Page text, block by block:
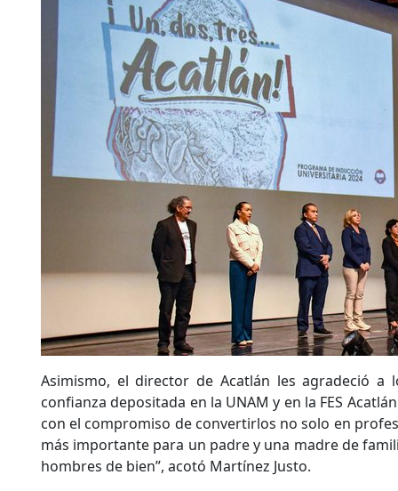
Asimismo, el director de Acatlán les agradeció a
confianza depositada en la UNAM y en la FES
con el compromiso de convertirlos no solo en
más importante para un padre y una madre de
hombres de bien”, acotó Martínez Justo.